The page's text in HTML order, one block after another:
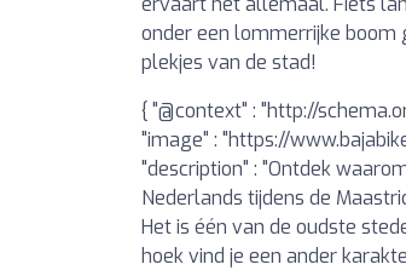
onder een lommerrijke boom
plekjes van de stad!
{ "@context" : "http://
"image" : "https://
"description" : "Ontdek
Nederlands tijdens de
Het is één van de oudste
hoek vind je een ander